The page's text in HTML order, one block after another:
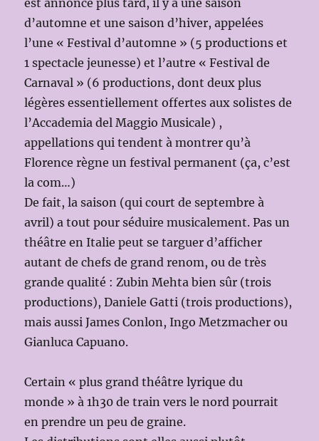
d’automne et une saison d’hiver, appelées
l’une « Festival d’automne » (5 productions et
1 spectacle jeunesse) et l’autre « Festival de
Carnaval » (6 productions, dont deux plus
légères essentiellement offertes aux solistes de
l’Accademia del Maggio Musicale) ,
appellations qui tendent à montrer qu’à
Florence règne un festival permanent (ça, c’est
la com…)
De fait, la saison (qui court de septembre à
avril) a tout pour séduire musicalement. Pas un
théâtre en Italie peut se targuer d’afficher
autant de chefs de grand renom, ou de très
grande qualité : Zubin Mehta bien sûr (trois
productions), Daniele Gatti (trois productions),
mais aussi James Conlon, Ingo Metzmacher ou
Gianluca Capuano.
Certain « plus grand théâtre lyrique du
monde » à 1h30 de train vers le nord pourrait
en prendre un peu de graine.